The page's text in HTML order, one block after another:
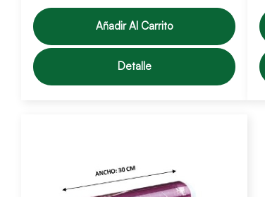
Añadir Al Carrito
Detalle